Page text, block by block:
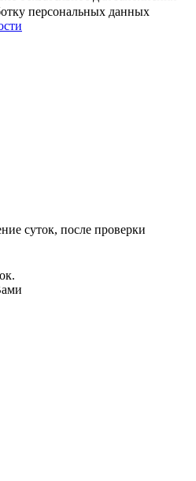
персональных данных
суток, после проверки